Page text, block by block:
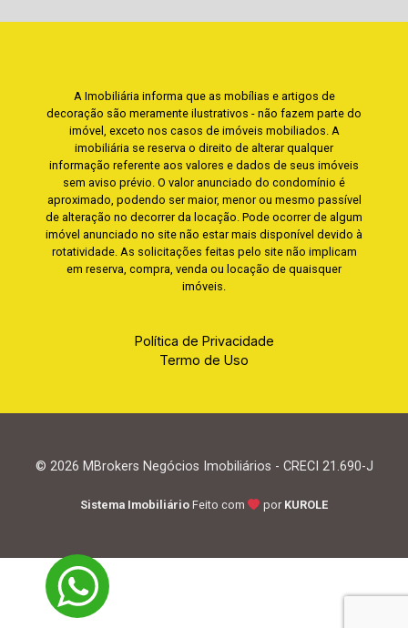
A Imobiliária informa que as mobílias e artigos de
decoração são meramente ilustrativos - não fazem parte do
imóvel, exceto nos casos de imóveis mobiliados. A
imobiliária se reserva o direito de alterar qualquer
informação referente aos valores e dados de seus imóveis
sem aviso prévio. O valor anunciado do condomínio é
aproximado, podendo ser maior, menor ou mesmo passível
de alteração no decorrer da locação. Pode ocorrer de algum
imóvel anunciado no site não estar mais disponível devido à
rotatividade. As solicitações feitas pelo site não implicam
em reserva, compra, venda ou locação de quaisquer
imóveis.
Política de Privacidade
Termo de Uso
© 2026 MBrokers Negócios Imobiliários - CRECI 21.690-J
Sistema Imobiliário Feito com por KUROLE